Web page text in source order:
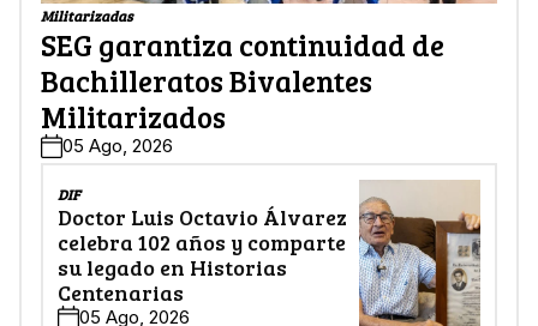
Militarizadas
SEG garantiza continuidad de
Bachilleratos Bivalentes
Militarizados
05 Ago, 2026
DIF
Doctor Luis Octavio Álvarez
celebra 102 años y comparte
su legado en Historias
Centenarias
05 Ago, 2026